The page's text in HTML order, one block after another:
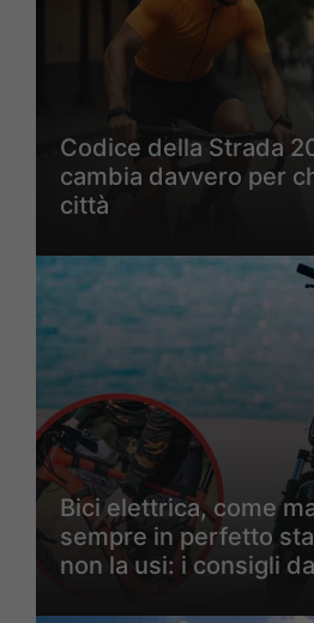
Codice della Strada
cambia davvero per
città
Bici elettrica, come
sempre in perfetto
non la usi: i consigli